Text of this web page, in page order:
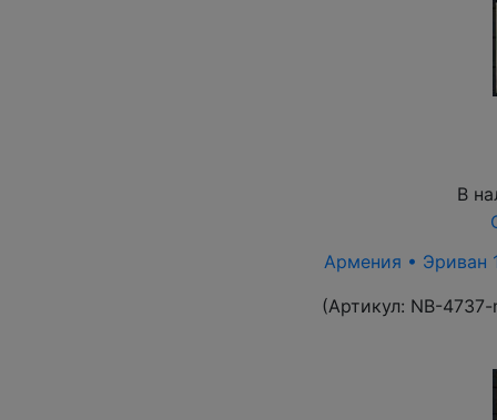
В
Армения • Эриван
(Артикул: NB-4737-